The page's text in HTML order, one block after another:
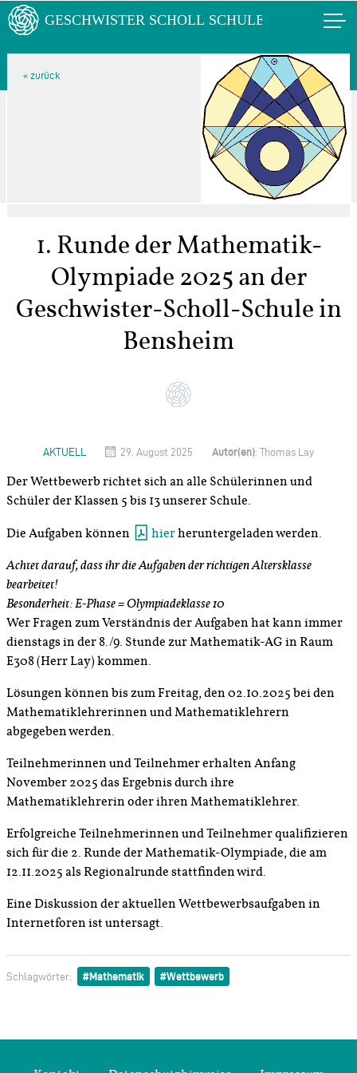
1. Runde der Mathematik-
Olympiade 2025 an der
Geschwister-Scholl-Schule in
Bensheim
AKTUELL 29. August 2025 Autor(en): Thomas Lay
Der Wettbewerb richtet sich an alle Schülerinnen und
Schüler der Klassen 5 bis 13 unserer Schule.
Die Aufgaben können hierheruntergeladen werden.
Achtet darauf, dass ihr die Aufgaben der richtigen Altersklasse
bearbeitet!
Besonderheit: E-Phase = Olympiadeklasse 10
Wer Fragen zum Verständnis der Aufgaben hat kann immer
dienstags in der 8./9. Stunde zur Mathematik-AG in Raum
E308 (Herr Lay) kommen.
Lösungen können bis zum Freitag, den 02.10.2025 bei den
Mathematiklehrerinnen und Mathematiklehrern
abgegeben werden.
Teilnehmerinnen und Teilnehmer erhalten Anfang
November 2025 das Ergebnis durch ihre
Mathematiklehrerin oder ihren Mathematiklehrer.
Erfolgreiche Teilnehmerinnen und Teilnehmer qualifizieren
sich für die 2. Runde der Mathematik-Olympiade, die am
12.11.2025 als Regionalrunde stattfinden wird.
Eine Diskussion der aktuellen Wettbewerbsaufgaben in
Internetforen ist untersagt.
Schlagwörter: Mathematik Wettbewerb